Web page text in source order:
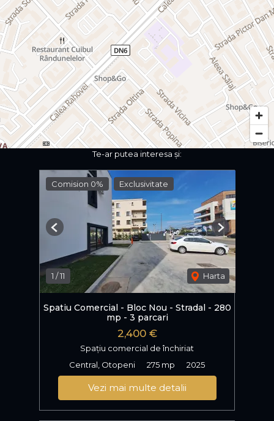
• Centru de consultanță
• Firmă de servicii
• Call-center
• Centru de training
• Activități comerciale diverse
Poziționarea excelentă, proximitatea față de mijloacele de
transport în comun, accesul facil și posibilitatea adaptării
spațiului pentru numeroase domenii de activitate
transformă această proprietate într-o alegere ideală
pentru dezvoltarea unei afaceri.
Pentru informații suplimentare și programarea unei
vizionări, vă stăm la dispoziție.
Te-ar putea interesa și:
Comision 0% Exclusivitate
1 /11 Harta
Previous Next
Spatiu Comercial - Bloc Nou - Stradal - 280
mp - 3 parcari
2,400 €
Spațiu comercial de închiriat
Central, Otopeni
275 mp 2025
Vezi mai multe detalii